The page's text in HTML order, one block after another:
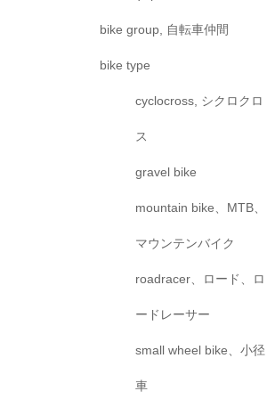
bike group, 自転車仲間
bike type
cyclocross, シクロクロ
ス
gravel bike
mountain bike、MTB、
マウンテンバイク
roadracer、ロード、ロ
ードレーサー
small wheel bike、小径
車